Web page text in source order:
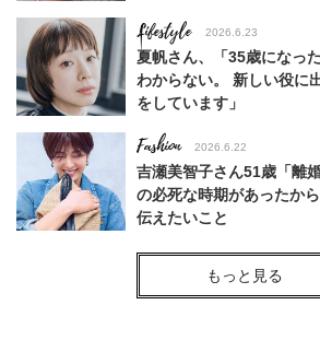
Lifestyle 2026.6.23
夏帆さん、「35歳になっ
わからない。 新しい役に
をしています」
Fashion 2026.6.22
吉瀬美智子さん51歳「離
の必死な時期があったか
伝えたいこと
Fashion
【40代コンサバ派】白T
ルドアクセ」を合わせる